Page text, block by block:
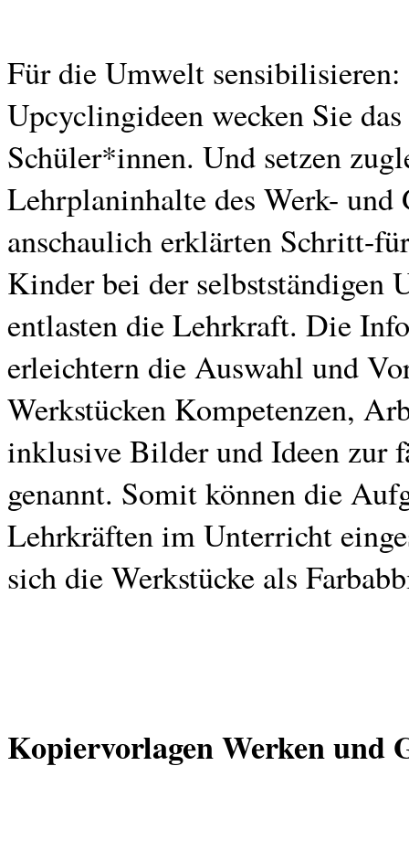
Für die Umwelt
Upcyclingideen wecken Sie
Schüler*innen. Und setzen
Lehrplaninhalte des Werk-
anschaulich erklärten Schritt-
Kinder bei der selbstständigen
entlasten die Lehrkraft. Die
erleichtern die Auswahl und
Werkstücken Kompetenzen,
inklusive Bilder und Ideen zur
genannt. Somit können die
Lehrkräften im Unterricht
sich die Werkstücke als
Kopiervorlagen Werken und